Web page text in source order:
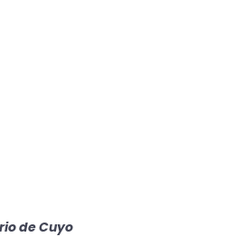
de Cuyo